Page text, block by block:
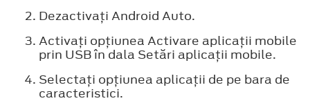
Dezactivaţi Android Auto.
Activaţi opţiunea Activare aplicaţii mobile
prin USB în dala Setări aplicaţii mobile.
Selectaţi opţiunea aplicaţii de pe bara de
caracteristici.